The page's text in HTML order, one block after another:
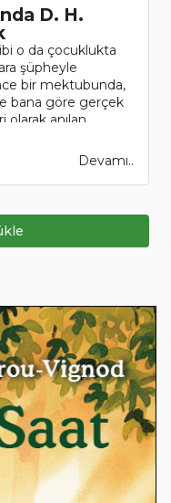
D. H.
o da çocuklukta
şüpheyle
bir mektubunda,
bana göre gerçek
anılan
Devamı..